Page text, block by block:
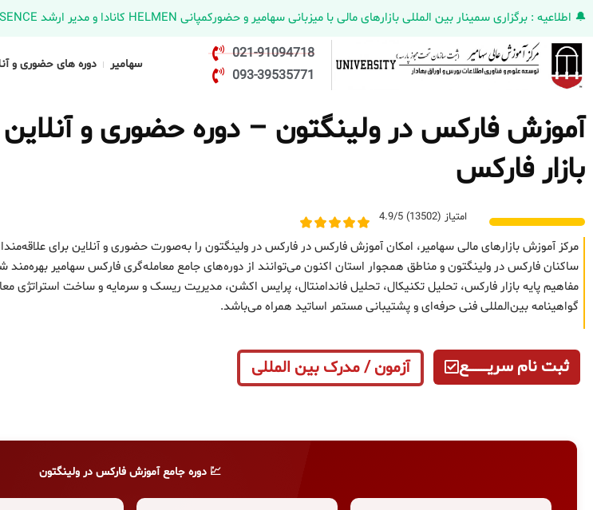
🔔 اطلاعیه : برگزاری سمینار بین المللی بازارهای مالی با میزبانی سهامیر و حضورکمپانی HELMEN کانادا و مدیر ارشد FINESENCE اتریش
021-91094718
093-39535771
سهامیر دوره های حضوری و
آموزش فارکس در ولینگتون – دوره حضوری و
بازار فارکس
امتیاز (13502) 4.9/5
مرکز آموزش بازارهای مالی سهامیر، امکان آموزش فارکس در فارکس در ولینگتون را به‌صورت حضوری و آنلاین برای
ساکنان فارکس در ولینگتون و مناطق همجوار استان اکنون می‌توانند از دوره‌های جامع معامله‌گری فارکس سهامیر
مفاهیم پایه بازار فارکس، تحلیل تکنیکال، تحلیل فاندامنتال، پرایس اکشن، مدیریت ریسک و سرمایه و ساخت
گواهینامه بین‌المللی فنی حرفه‌ای و پشتیبانی مستمر اساتید همراه می‌باشد.
ثبت نام سریــــــــــــع آزمون / مدرک بین المللی
💹 دوره جامع آموزش فارکس در ولینگتون